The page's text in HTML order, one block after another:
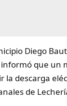
Diego
que un
la descarga
de